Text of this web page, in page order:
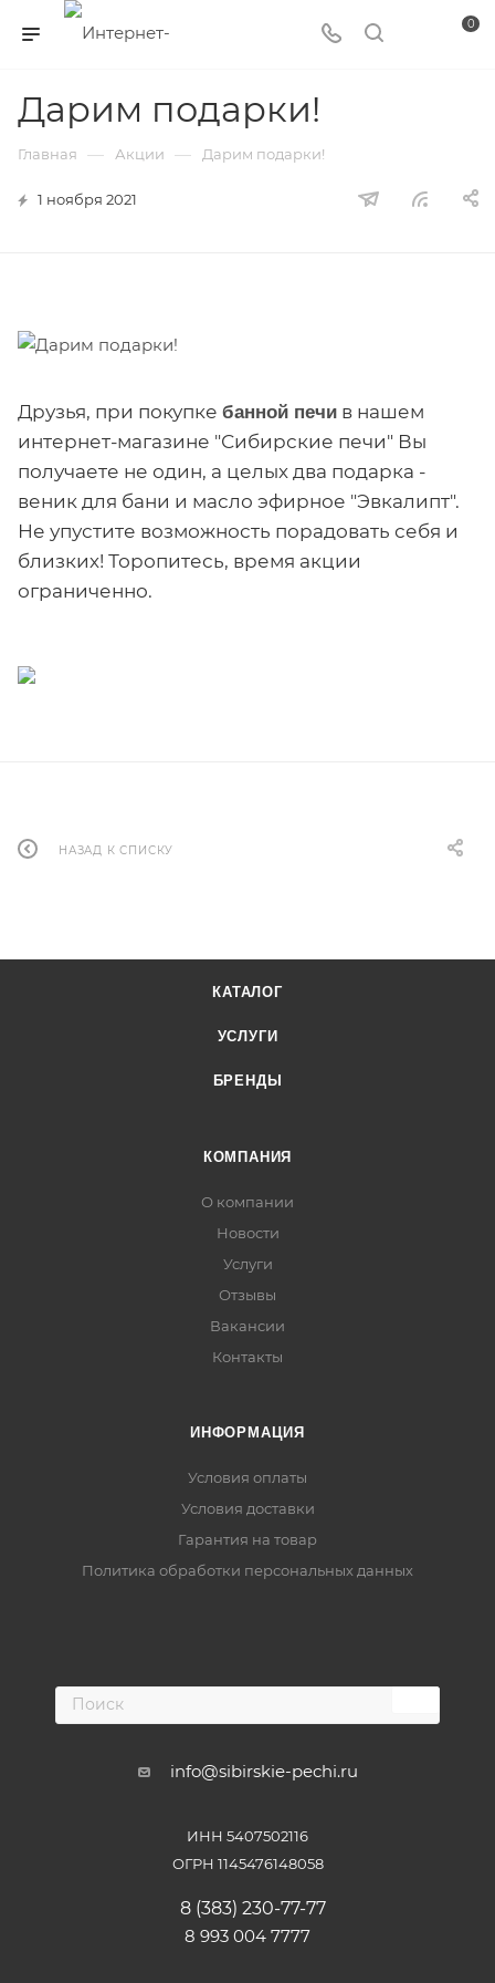
0
Дарим подарки!
Главная — Акции — Дарим подарки!
1 ноября 2021
Друзья, при покупке банной печи в нашем
интернет-магазине "Сибирские печи" Вы
получаете не один, а целых два подарка -
веник для бани и масло эфирное "Эвкалипт".
Не упустите возможность порадовать себя и
близких! Торопитесь, время акции
ограниченно.
НАЗАД К СПИСКУ
КАТАЛОГ
УСЛУГИ
БРЕНДЫ
КОМПАНИЯ
О компании
Новости
Услуги
Отзывы
Вакансии
Контакты
ИНФОРМАЦИЯ
Условия оплаты
Условия доставки
Гарантия на товар
Политика обработки персональных данных
info@sibirskie-pechi.ru
ИНН 5407502116
ОГРН 1145476148058
8 (383) 230-77-77
8 993 004 7777